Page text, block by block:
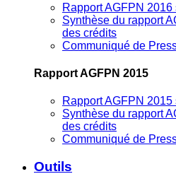
Rapport AGFPN
Synthèse du rapport
des crédits
Communiqué de
Rapport AGFPN 2015
Rapport AGFPN
Synthèse du rapport
des crédits
Communiqué de
Outils